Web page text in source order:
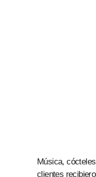
Música,
clientes